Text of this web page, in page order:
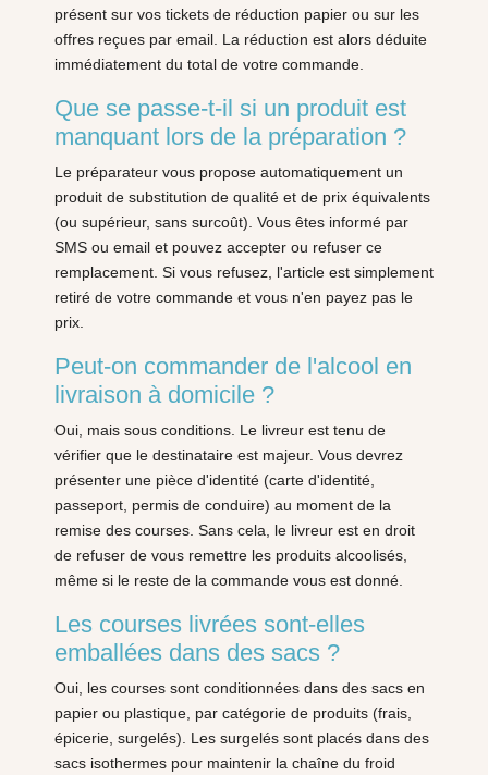
présent sur vos tickets de réduction papier ou sur les
offres reçues par email. La réduction est alors déduite
immédiatement du total de votre commande.
Que se passe-t-il si un produit est
manquant lors de la préparation ?
Le préparateur vous propose automatiquement un
produit de substitution de qualité et de prix équivalents
(ou supérieur, sans surcoût). Vous êtes informé par
SMS ou email et pouvez accepter ou refuser ce
remplacement. Si vous refusez, l'article est simplement
retiré de votre commande et vous n'en payez pas le
prix.
Peut-on commander de l'alcool en
livraison à domicile ?
Oui, mais sous conditions. Le livreur est tenu de
vérifier que le destinataire est majeur. Vous devrez
présenter une pièce d'identité (carte d'identité,
passeport, permis de conduire) au moment de la
remise des courses. Sans cela, le livreur est en droit
de refuser de vous remettre les produits alcoolisés,
même si le reste de la commande vous est donné.
Les courses livrées sont-elles
emballées dans des sacs ?
Oui, les courses sont conditionnées dans des sacs en
papier ou plastique, par catégorie de produits (frais,
épicerie, surgelés). Les surgelés sont placés dans des
sacs isothermes pour maintenir la chaîne du froid